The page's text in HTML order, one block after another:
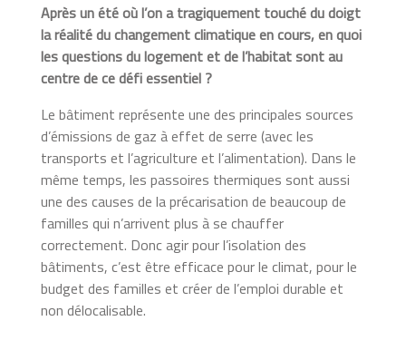
Après un été où l’on a tragiquement touché du doigt
la réalité du changement climatique en cours, en quoi
les questions du logement et de l’habitat sont au
centre de ce défi essentiel ?
Le bâtiment représente une des principales sources
d’émissions de gaz à effet de serre (avec les
transports et l’agriculture et l’alimentation). Dans le
même temps, les passoires thermiques sont aussi
une des causes de la précarisation de beaucoup de
familles qui n’arrivent plus à se chauffer
correctement. Donc agir pour l’isolation des
bâtiments, c’est être efficace pour le climat, pour le
budget des familles et créer de l’emploi durable et
non délocalisable.